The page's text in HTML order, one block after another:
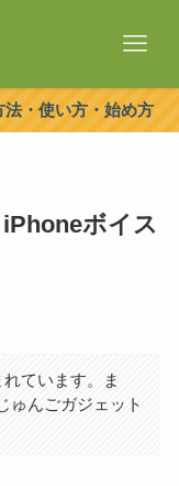
・使い方・始め方
ボイス
ています。ま
ゅんごガジェット